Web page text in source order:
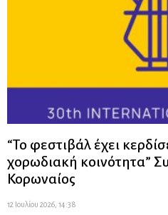
“Το φεστιβάλ έχει
χορωδιακή κοινότητα”
Κορωναίος
12 Ιουλίου 2026, 14:38